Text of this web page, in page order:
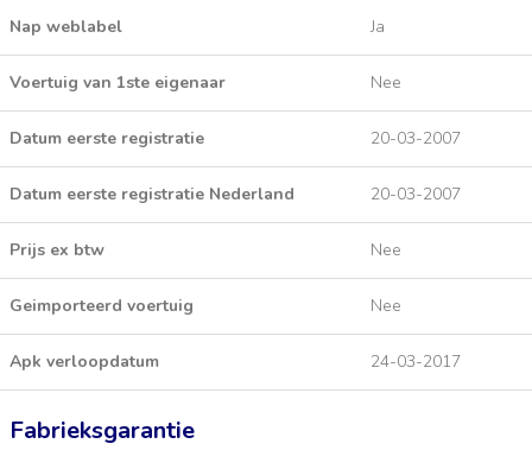
Nap weblabel Ja
Voertuig van 1ste eigenaar Nee
Datum eerste registratie 20-03-2007
Datum eerste registratie Nederland 20-03-2007
Prijs ex btw Nee
Geimporteerd voertuig Nee
Apk verloopdatum 24-03-2017
Fabrieksgarantie